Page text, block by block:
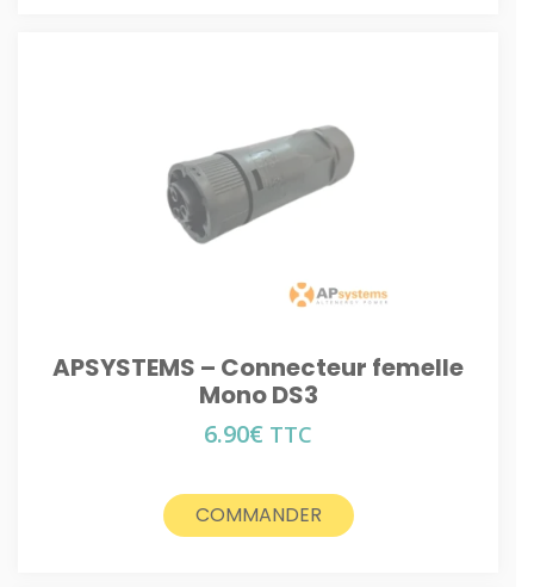
APSYSTEMS – Connecteur femelle
Mono DS3
6.90€ TTC
COMMANDER